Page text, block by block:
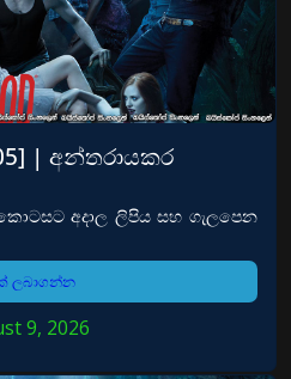
| අන්තරායකර
අදාල ලිපිය සහ ගැලපෙන
ලබාගන්න
9, 2026